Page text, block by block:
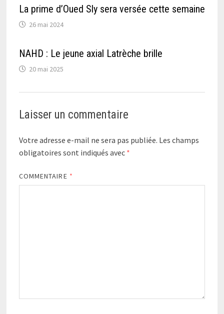
La prime d’Oued Sly sera versée cette semaine
26 mai 2024
NAHD : Le jeune axial Latrèche brille
20 mai 2025
Laisser un commentaire
Votre adresse e-mail ne sera pas publiée. Les champs
obligatoires sont indiqués avec *
COMMENTAIRE *